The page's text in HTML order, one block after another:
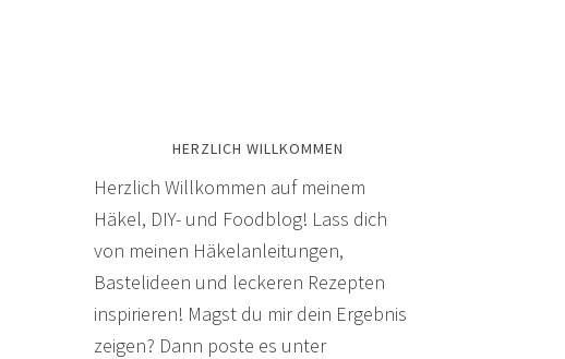
HERZLICH WILLKOMMEN
Herzlich Willkommen auf meinem
Häkel, DIY- und Foodblog! Lass dich
von meinen Häkelanleitungen,
Bastelideen und leckeren Rezepten
inspirieren! Magst du mir dein Ergebnis
zeigen? Dann poste es unter